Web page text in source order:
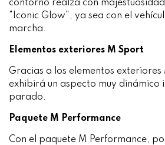
contorno realza con
"Iconic Glow", ya sea con el
marcha.
Elementos exteriores M Sport
Gracias a los elementos
exhibirá un aspecto muy dinámico
parado.
Paquete M Performance
Con el paquete M Performance,